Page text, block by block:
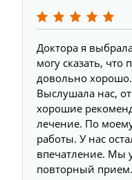
Доктора я
могу сказать,
довольно
Выслушала нас,
хорошие
лечение. По
работы. У нас
впечатление. Мы
повторный прием.